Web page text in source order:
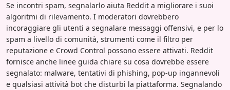
Se incontri spam, segnalarlo aiuta Reddit a migliorare i suoi
algoritmi di rilevamento. I moderatori dovrebbero
incoraggiare gli utenti a segnalare messaggi offensivi, e per lo
spam a livello di comunità, strumenti come il filtro per
reputazione e Crowd Control possono essere attivati. Reddit
fornisce anche linee guida chiare su cosa dovrebbe essere
segnalato: malware, tentativi di phishing, pop-up ingannevoli
e qualsiasi attività bot che disturbi la piattaforma. Segnalando